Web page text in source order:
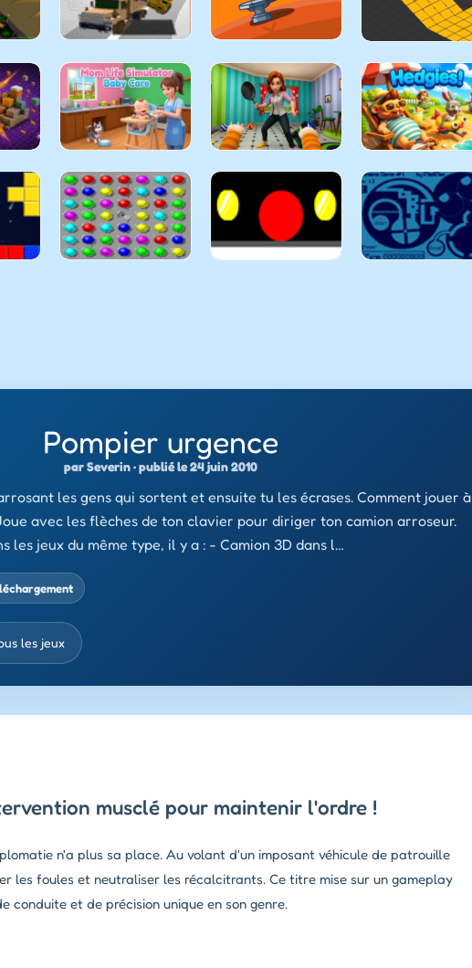
Pompier urgence
par Severin · publié le 24 juin 2010
les gens qui sortent et ensuite tu les écrases. Comment jouer à
avec les flèches de ton clavier pour diriger ton camion arroseur.
les jeux du même type, il y a : - Camion 3D dans l…
les jeux
musclé pour maintenir l'ordre !
n'a plus sa place. Au volant d'un imposant véhicule de patrouille
les foules et neutraliser les récalcitrants. Ce titre mise sur un gameplay
conduite et de précision unique en son genre.